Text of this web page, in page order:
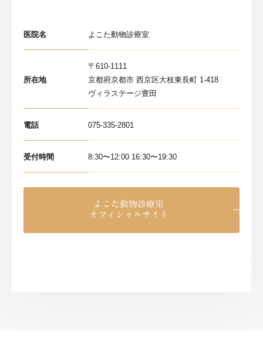
医院名 よこた動物診療室
所在地
〒610-1111
京都府京都市 西京区大枝東長町 1-418
ヴィラステージ豊田
電話 075-335-2801
受付時間 8:30〜12:00 16:30〜19:30
よこた動物診療室
オフィシャルサイト